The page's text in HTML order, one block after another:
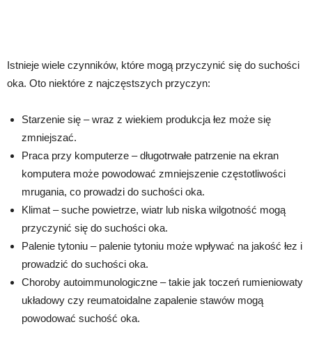
Istnieje wiele czynników, które mogą przyczynić się do suchości
oka. Oto niektóre z najczęstszych przyczyn:
Starzenie się – wraz z wiekiem produkcja łez może się
zmniejszać.
Praca przy komputerze – długotrwałe patrzenie na ekran
komputera może powodować zmniejszenie częstotliwości
mrugania, co prowadzi do suchości oka.
Klimat – suche powietrze, wiatr lub niska wilgotność mogą
przyczynić się do suchości oka.
Palenie tytoniu – palenie tytoniu może wpływać na jakość łez i
prowadzić do suchości oka.
Choroby autoimmunologiczne – takie jak toczeń rumieniowaty
układowy czy reumatoidalne zapalenie stawów mogą
powodować suchość oka.